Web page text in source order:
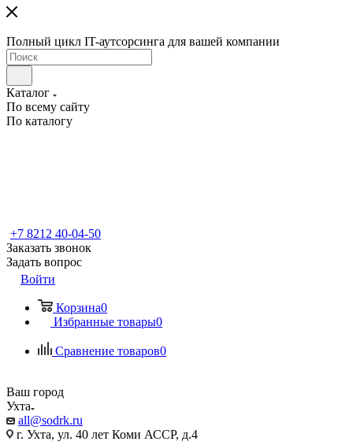
Полный цикл IT-аутсорсинга для вашей компании
Каталог
По всему сайту
По каталогу
+7 8212 40-04-50
Заказать звонок
Задать вопрос
Войти
Корзина0
Избранные товары0
Сравнение товаров0
Ваш город
Ухта
all@sodrk.ru
г. Ухта, ул. 40 лет Коми АССР, д.4